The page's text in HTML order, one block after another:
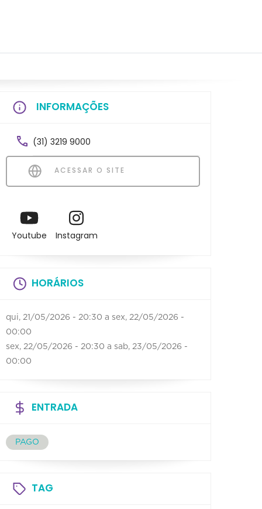
INFORMAÇÕES
(31) 3219 9000
ACESSAR O SITE
Youtube Instagram
HORÁRIOS
qui, 21/05/2026 - 20:30 a sex, 22/05/2026 -
00:00
sex, 22/05/2026 - 20:30 a sab, 23/05/2026 -
00:00
ENTRADA
PAGO
TAG